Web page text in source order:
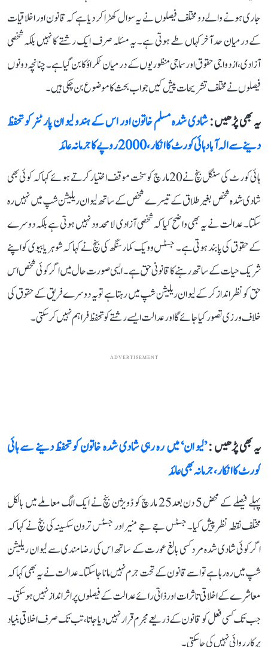
جاری ہونے والے دو مختلف فیصلوں نے یہ سوال کھڑا کر دیا ہے کہ قانون اور اخلاقیات
کے درمیان حد آخرکہاں طے ہوتی ہے۔ یہ مسئلہ صرف ایک رشتے کا نہیں بلکہ شخصی
آزادی، ازدواجی حقوق اور سماجی منظوریوں کے درمیان ٹکراؤ کا بن گیا ہے۔ چنانچہ دونوں
فیصلوں نے مختلف تشریحات پیش کیں جو اب بحث کا موضوع بن چکی ہیں۔
یہ بھی پڑھیں :شادی شدہ مسلم خاتون اور اس کے ہندو لیو ان پارٹنر کو تحفظ
دینے سے الہ آباد ہائی کورٹ کا انکار، 2000 روپے کا جرمانہ عائد
ہائی کورٹ کی سنگل بنچ نے20 مارچ کو سخت موقف اختیار کرتے ہوئے کہا کہ کوئی بھی
شادی شدہ شخص بغیر طلاق کے تیسرے شخص کے ساتھ لیو ان ریلیشن شپ میں نہیں رہ
سکتا۔ عدالت نے یہ بھی واضح کیا کہ شخصی آزادی لامحدود نہیں ہوتی ہے بلکہ دوسرے
کے حقوق کی پابند ہوتی ہے۔ جسٹس وویک کمار سنگھ کی بنچ نے کہا کہ شوہر یا بیوی کو اپنے
شریک حیات کے ساتھ رہنے کا قانونی حق ہے۔ ایسی صورت حال میں اگر کوئی شخص اس
حق کو نظر انداز کر کے لیو ان ریلیشن شپ میں رہتا ہے تو یہ دوسرے فریق کے حقوق کی
خلاف ورزی تصور کیا جائے گا اور عدالت ایسے رشتے کو تحفظ فراہم نہیں کرسکتی۔
ADVERTISEMENT
یہ بھی پڑھیں :’لیو ان‘ میں رہ رہی شادی شدہ خاتون کو تحفظ دینے سے ہائی
کورٹ کا انکار، جرمانہ بھی عائد
پہلے فیصلے کے محض 5 دن بعد25 مارچ کو ڈویژن بنچ نے ایک الگ معاملے میں بالکل
مختلف نقطہ نظر پیش کیا۔ جسٹس جے جے منیر اور جسٹس ترون سکسینہ کی بنچ نے کہا کہ
اگر کوئی شادی شدہ مرد کسی بالغ عورت کے ساتھ اس کی رضامندی سے لیو ان ریلیشن
شپ میں رہ رہا ہے تو اسے قانون کے تحت جرم نہیں مانا جا سکتا۔ عدالت نے یہ بھی کہا کہ
معاشرے کے اخلاقی تاثرات اور ذاتی رائے عدالت کے فیصلوں پر اثر انداز نہیں ہو سکتی۔
جب تک کسی فعل کو قانون کے ذریعے مجرم قرار نہیں دیا جاتا، تب تک صرف اخلاقی بنیاد
پر کارروائی نہیں کی جا سکتی۔